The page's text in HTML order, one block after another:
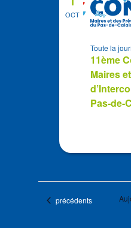
OCT
11ème
Maires
Pas-de-
Toute la
Évènements
précédents